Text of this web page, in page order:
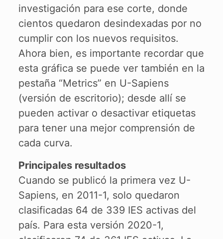
investigación para ese corte, donde
cientos quedaron desindexadas por no
cumplir con los nuevos requisitos.
Ahora bien, es importante recordar que
esta gráfica se puede ver también en la
pestaña “Metrics” en U-Sapiens
(versión de escritorio); desde allí se
pueden activar o desactivar etiquetas
para tener una mejor comprensión de
cada curva.
Principales resultados
Cuando se publicó la primera vez U-
Sapiens, en 2011-1, solo quedaron
clasificadas 64 de 339 IES activas del
país. Para esta versión 2020-1,